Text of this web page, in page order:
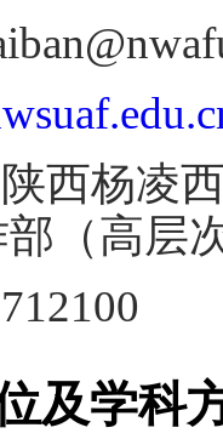
西杨凌
（高层
及学科